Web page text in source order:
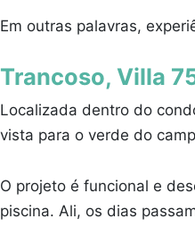
Em outras palavras,
Trancoso, Villa
Localizada dentro do
vista para o verde do
O projeto é funcional e
piscina. Ali, os dias